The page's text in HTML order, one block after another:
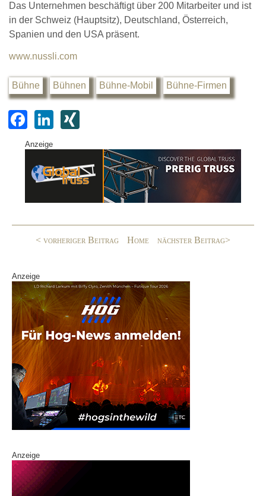
Das Unternehmen beschäftigt über 200 Mitarbeiter und ist
in der Schweiz (Hauptsitz), Deutschland, Österreich,
Spanien und den USA präsent.
www.nussli.com
Bühne Bühnen Bühne-Mobil Bühne-Firmen
F
a
c
e
o
Li
k
e
G
Anzeige
< vorheriger Beitrag Home nächster Beitrag>
Anzeige
Anzeige